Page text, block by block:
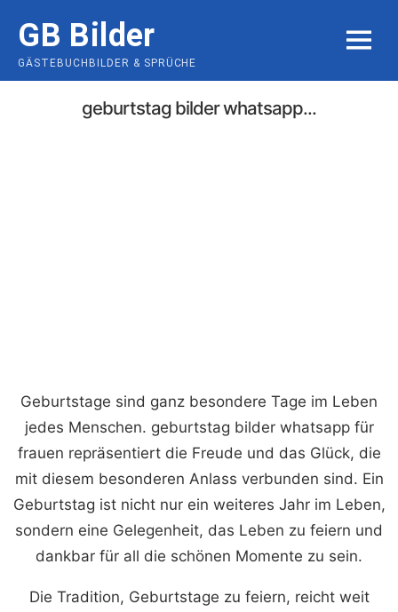
content
GB Bilder
GÄSTEBUCHBILDER & SPRÜCHE
MENU
geburtstag bilder whatsapp...
Geburtstage sind ganz besondere Tage im Leben
jedes Menschen. geburtstag bilder whatsapp für
frauen repräsentiert die Freude und das Glück, die
mit diesem besonderen Anlass verbunden sind. Ein
Geburtstag ist nicht nur ein weiteres Jahr im Leben,
sondern eine Gelegenheit, das Leben zu feiern und
dankbar für all die schönen Momente zu sein.
Die Tradition, Geburtstage zu feiern, reicht weit